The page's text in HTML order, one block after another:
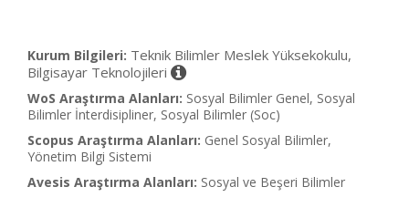
Kurum Bilgileri: Teknik Bilimler Meslek Yüksekokulu,
Bilgisayar Teknolojileri
WoS Araştırma Alanları: Sosyal Bilimler Genel, Sosyal
Bilimler İnterdisipliner, Sosyal Bilimler (Soc)
Scopus Araştırma Alanları: Genel Sosyal Bilimler,
Yönetim Bilgi Sistemi
Avesis Araştırma Alanları: Sosyal ve Beşeri Bilimler